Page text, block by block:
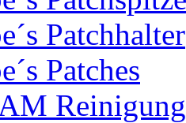
Patchhalter
Patches